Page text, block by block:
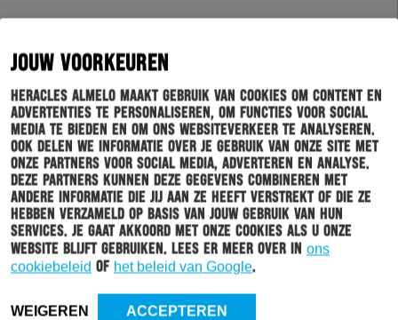
JOUW VOORKEUREN
Heracles Almelo maakt gebruik van cookies om content en
advertenties te personaliseren, om functies voor social
media te bieden en om ons websiteverkeer te analyseren.
Ook delen we informatie over je gebruik van onze site met
onze partners voor social media, adverteren en analyse.
Deze partners kunnen deze gegevens combineren met
andere informatie die jij aan ze heeft verstrekt of die ze
hebben verzameld op basis van jouw gebruik van hun
services. Je gaat akkoord met onze cookies als u onze
website blijft gebruiken. Lees er meer over in ons
cookiebeleid of het beleid van Google.
WEIGEREN ACCEPTEREN
Schrijf je in voor onze nieuwsbrief
Wil jij altijd en overal op de hoogte gehouden worden
van al het clubnieuws? Schrijf je dan in voor de
nieuwsbrief van Heracles Almelo. Doordat je zelf aan
kan geven welk nieuws jij van ons wil ontvangen,
sturen wij alleen nieuws wat voor jou relevant is.
INSCHRIJVEN